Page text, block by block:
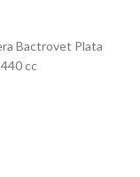
Bactrovet Plata
cc